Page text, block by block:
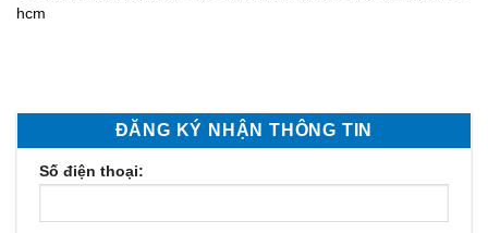
hcm
ĐĂNG KÝ NHẬN THÔNG TIN
Số điện thoại: